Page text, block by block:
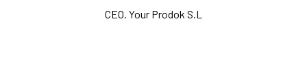
CEO. Your Prodok S.L